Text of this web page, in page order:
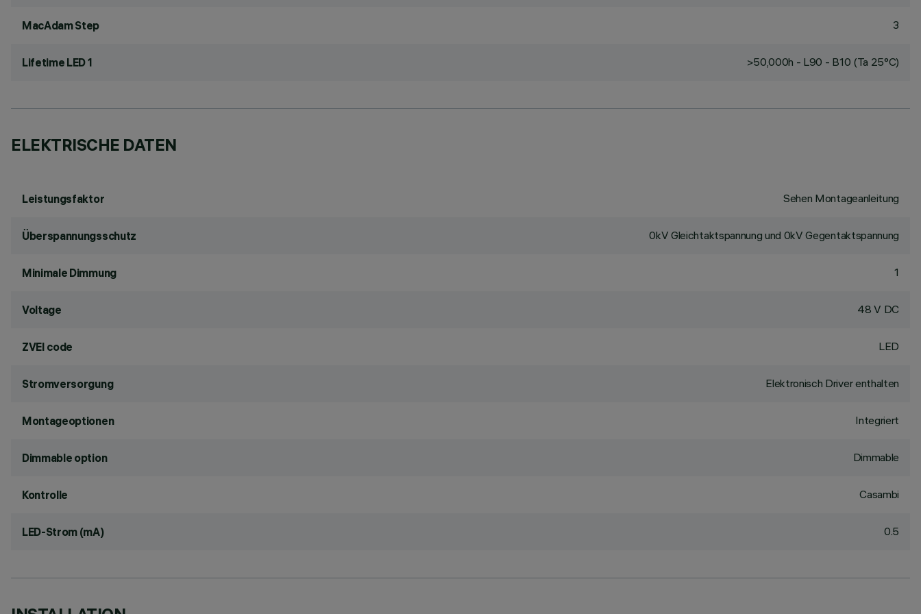
MacAdam Step 3
Lifetime LED 1 >50,000h - L90 - B10 (Ta 25°C)
ELEKTRISCHE DATEN
Leistungsfaktor Sehen Montageanleitung
Überspannungsschutz 0kV Gleichtaktspannung und 0kV Gegentaktspannung
Minimale Dimmung 1
Voltage 48 V DC
ZVEI code LED
Stromversorgung Elektronisch Driver enthalten
Montageoptionen Integriert
Dimmable option Dimmable
Kontrolle Casambi
LED-Strom (mA) 0.5